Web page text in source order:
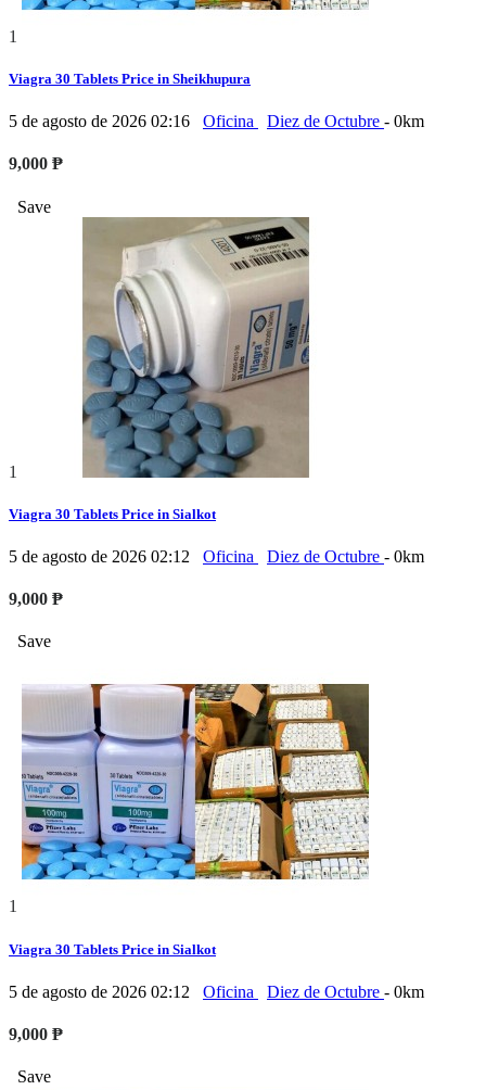
1
Viagra 30 Tablets Price in Sheikhupura
5 de agosto de 2026 02:16 Oficina Diez de Octubre - 0km
9,000 ₱
Save
1
Viagra 30 Tablets Price in Sialkot
5 de agosto de 2026 02:12 Oficina Diez de Octubre - 0km
9,000 ₱
Save
1
Viagra 30 Tablets Price in Sialkot
5 de agosto de 2026 02:12 Oficina Diez de Octubre - 0km
9,000 ₱
Save